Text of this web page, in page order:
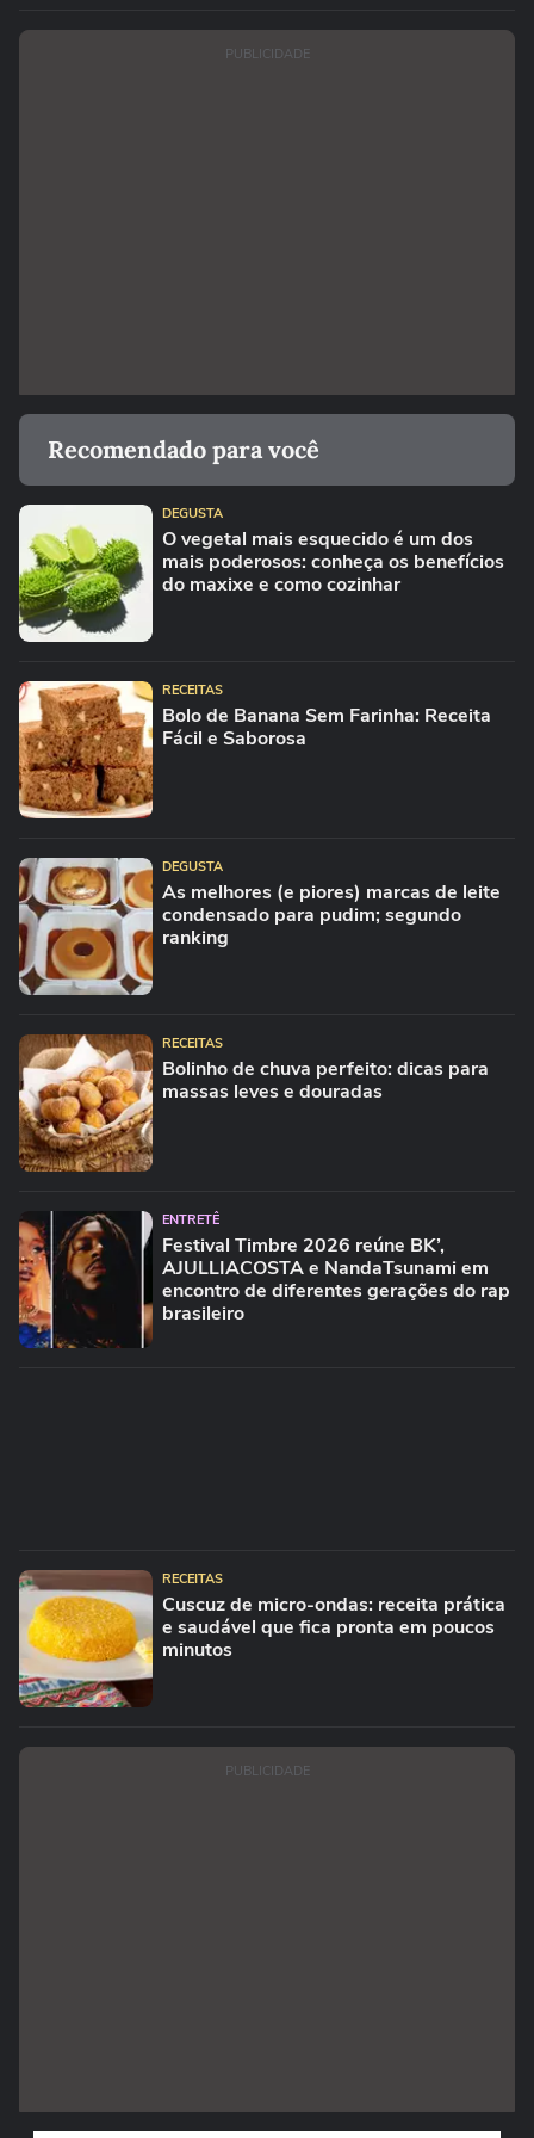
PUBLICIDADE
Recomendado para você
DEGUSTA
O vegetal mais esquecido é um dos
mais poderosos: conheça os benefícios
do maxixe e como cozinhar
RECEITAS
Bolo de Banana Sem Farinha: Receita
Fácil e Saborosa
DEGUSTA
As melhores (e piores) marcas de leite
condensado para pudim; segundo
ranking
RECEITAS
Bolinho de chuva perfeito: dicas para
massas leves e douradas
ENTRETÊ
Festival Timbre 2026 reúne BK’,
AJULLIACOSTA e NandaTsunami em
encontro de diferentes gerações do rap
brasileiro
RECEITAS
Cuscuz de micro-ondas: receita prática
e saudável que fica pronta em poucos
minutos
PUBLICIDADE